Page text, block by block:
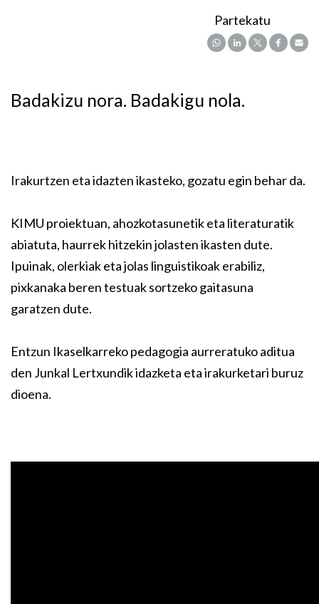
Partekatu
Badakizu nora. Badakigu nola.
Irakurtzen eta idazten ikasteko, gozatu egin behar da.
KIMU proiektuan, ahozkotasunetik eta literaturatik
abiatuta, haurrek hitzekin jolasten ikasten dute.
Ipuinak, olerkiak eta jolas linguistikoak erabiliz,
pixkanaka beren testuak sortzeko gaitasuna
garatzen dute.
Entzun Ikaselkarreko pedagogia aurreratuko aditua
den Junkal Lertxundik idazketa eta irakurketari buruz
dioena.